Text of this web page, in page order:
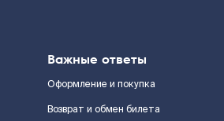
Важные ответы
Оформление и покупка
Возврат и обмен билета